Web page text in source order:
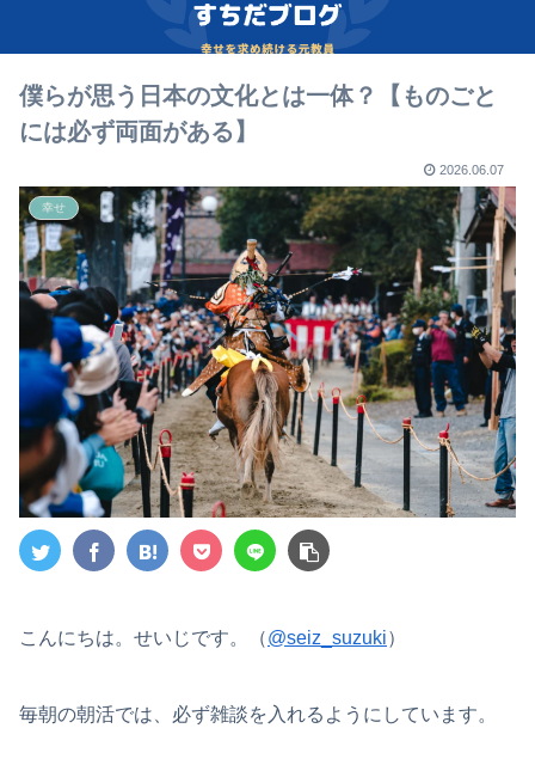
僕らが思う日本の文化とは一体？【ものごと
には必ず両面がある】
2026.06.07
幸せ
こんにちは。せいじです。（@seiz_suzuki）
毎朝の朝活では、必ず雑談を入れるようにしています。